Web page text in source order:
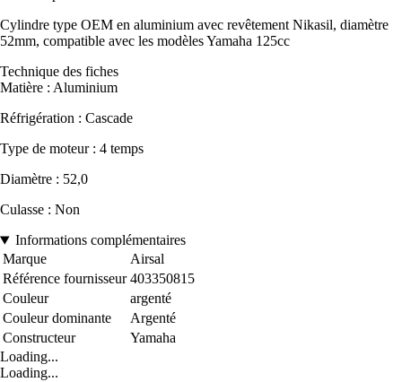
Cylindre type OEM en aluminium avec revêtement Nikasil, diamètre
52mm, compatible avec les modèles Yamaha 125cc
Technique des fiches
Matière : Aluminium
Réfrigération : Cascade
Type de moteur : 4 temps
Diamètre : 52,0
Culasse : Non
Informations complémentaires
Marque
Airsal
Référence fournisseur 403350815
Couleur
argenté
Couleur dominante
Argenté
Constructeur
Yamaha
Loading...
Loading...